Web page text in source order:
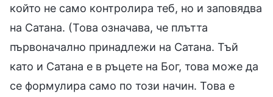
който не само контролира теб, но и заповядва
на Сатана. (Това означава, че плътта
първоначално принадлежи на Сатана. Тъй
като и Сатана е в ръцете на Бог, това може да
се формулира само по този начин. Това е